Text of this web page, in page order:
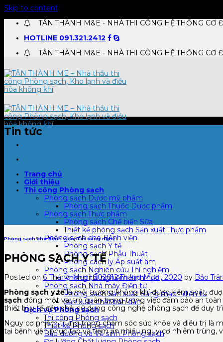
Skip to content
TÂN THÀNH M&E - NHÀ THI CÔNG HỆ THỐNG CƠ
HOTLINE 091.321.2412
TÂN THÀNH M&E - NHÀ THI CÔNG HỆ THỐNG CƠ
Trang chủ
Giới thiệu
Thi công Phòng sạch
Phòng sạch Dược mỹ phẩm
Phòng sạch Thuốc Dược phẩm
Phòng sạch Thực phẩm
Phòng sạch Chế biến Sữa
Thiết kế phòng sạch Sản xuất Thực phẩm
Phòng sạch cho Bệnh viện
Phòng sạch Y tế
Phòng sạch Phẫu Thuật
Phòng cách ly Áp suất âm
Phòng sạch Nghiên cứu Thí nghiệm
Phòng thí nghiệm Sinh học
Phòng sạch Nhà máy Điện tử
Phòng sạch Sản xuất Bảng mạch điện tử
Sản xuất chất bán dẫn
Dịch vụ Phòng sạch
Thi công Phòng sạch
Thiết kế Phòng sạch
Bảo dưỡng và Vệ sinh Phòng sạch
Tin tức
Phòng sạch cho Bệnh viện,Tin công nghệ
PHÒNG SẠCH Y TẾ
Posted on 6 Tháng Mười, 202012 Tháng Mười, 2020 by Bảo
Phòng sạch y tếlà môi trường không khí được kiểm soát,
sạch đóng một vai trò quan trọng trong việc đảm bảo an toàn
thiết bị y tế đều phải sử dụng công nghệ phòng sạch để duy
Nguy cơ nhiễm trùng trong chăm sóc sức khỏe và điều trị là
tại bệnh viện phức tạp và tiềm ẩn nhiều nguy cơ nhiễm trùng,